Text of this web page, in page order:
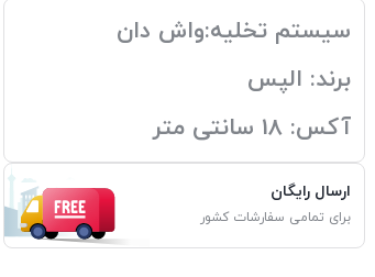
سیستم تخلیه:واش دان
برند: الپس
آکس: 18 سانتی متر
ارسال رایگان
برای تمامی سفارشات کشور